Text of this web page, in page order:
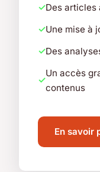
Des articles
Une mise à
Des
Un accès
contenus
En savoir